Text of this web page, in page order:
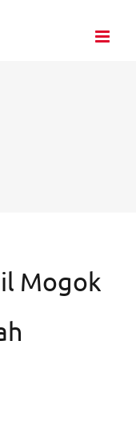
Mogok